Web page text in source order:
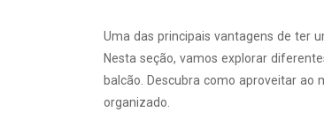
Uma das principais vantagens de ter
Nesta seção, vamos explorar
balcão. Descubra como aproveitar
organizado.